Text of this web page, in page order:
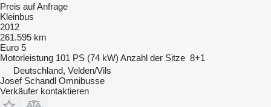
Preis auf Anfrage
Kleinbus
2012
261.595 km
Euro 5
Motorleistung 101 PS (74 kW) Anzahl der Sitze 8+1
Deutschland, Velden/Vils
Josef Schandl Omnibusse
Verkäufer kontaktieren